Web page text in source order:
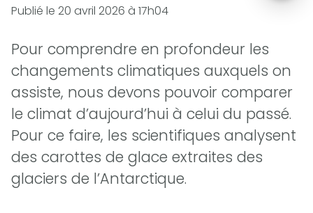
Publié le 20 avril 2026 à 17h04
Pour comprendre en profondeur les
changements climatiques auxquels on
assiste, nous devons pouvoir comparer
le climat d’aujourd’hui à celui du passé.
Pour ce faire, les scientifiques analysent
des carottes de glace extraites des
glaciers de l’Antarctique.